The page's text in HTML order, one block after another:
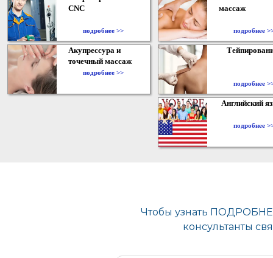
CNC
подробнее >>
массаж
подробнее
Акупрессура и
точечный массаж
подробнее >>
подробнее
Английский
подробнее